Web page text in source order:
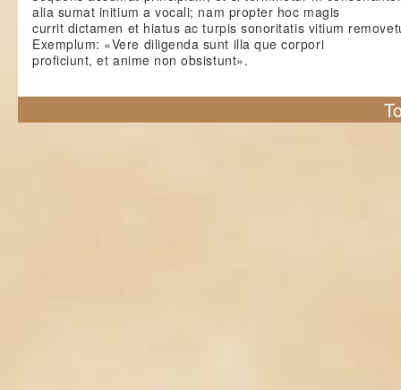
alia sumat initium a vocali; nam propter hoc magis
currit dictamen et hiatus ac turpis sonoritatis vitium
Exemplum: «Vere diligenda sunt illa que corpori
proficiunt, et anime non obsistunt».